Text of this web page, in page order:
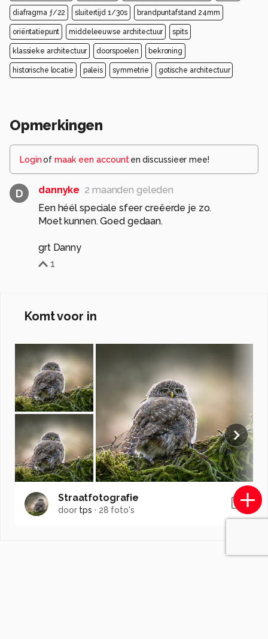
diafragma ƒ/22 sluitertijd 1/30s brandpuntafstand 24mm
oriëntatiepunt middeleeuwse architectuur spits
klassieke architectuur doorspoelen bekroning
historische locatie paleis symmetrie gotische architectuur
Opmerkingen
Loginof maak een account en discussieer mee!
D dannyke 2 maanden geleden
Een héél speciale sfeer creëerde je zo.
Moet kunnen. Goed gedaan.
grt Danny
1
Komt voor in
Straatfotografie
door tps · 28 foto's